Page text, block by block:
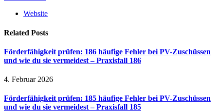
Website
Related Posts
Förderfähigkeit prüfen: 186 häufige Fehler bei PV-Zuschüssen
und wie du sie vermeidest – Praxisfall 186
4. Februar 2026
Förderfähigkeit prüfen: 185 häufige Fehler bei PV-Zuschüssen
und wie du sie vermeidest – Praxisfall 185